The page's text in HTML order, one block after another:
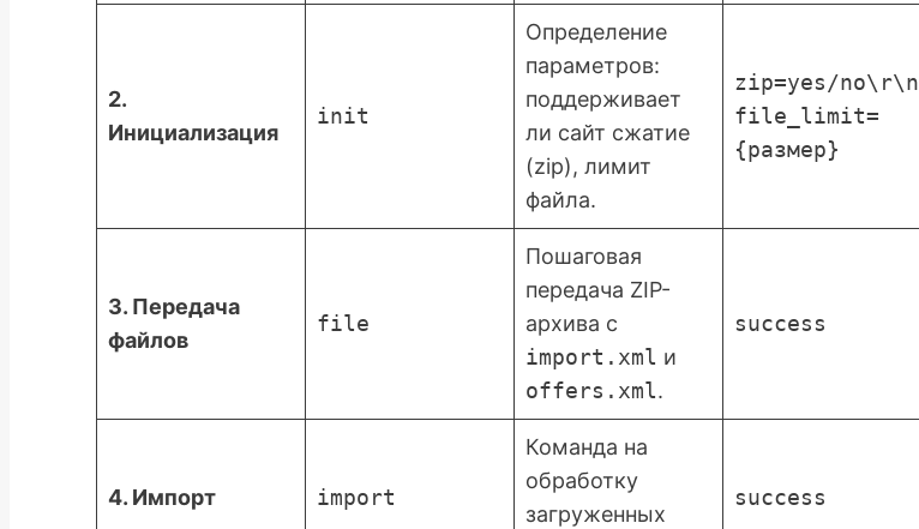
2.
Инициализация
init
Определение
параметров:
поддерживает
ли сайт сжатие
(zip), лимит
файла.
zip=yes/no\r\n
file_limit=
{размер}
3. Передача
файлов
file
Пошаговая
передача ZIP-
архива с
import.xml и
offers.xml.
success
4. Импорт import
Команда на
обработку
загруженных
success